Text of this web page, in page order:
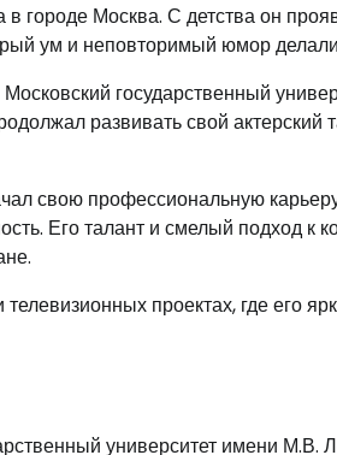
городе Москва. С детства он
ум и неповторимый юмор
государственный
развивать свой актерский
свою профессиональную
Его талант и смелый подход к
проектах, где его
университет имени М.В.